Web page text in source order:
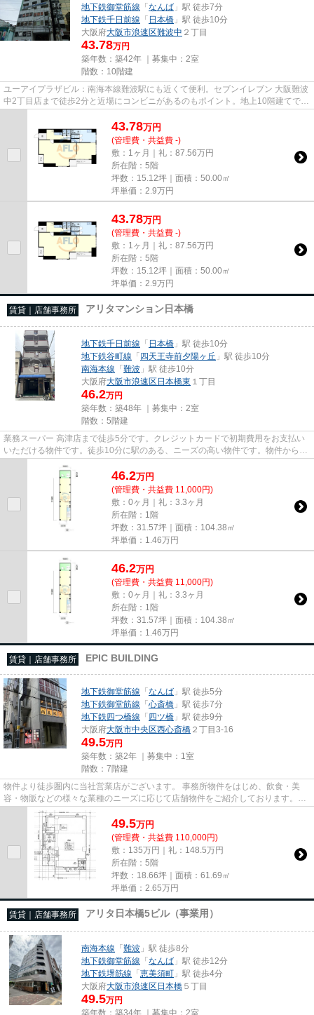
地下鉄御堂筋線 「なんば 」駅 徒歩7分
地下鉄千日前線 「 日本橋 」駅 徒歩10分
大阪府大阪市浪速区難波中 ２丁目
43.78万円
築年数：築42年 ｜募集中： 2室
階数：10階建
ユーアイプラザビル：南海本線難波駅にも近くて便利。セブンイレブン 大阪難波
中2丁目店まで徒歩2分と近場にコンビニがあるのもポイント。地上10階建てで景
色も良く、多数のお問い合わ...
43.78万円
(管理費・共益費 -)
敷：1ヶ月｜礼：87.56万円
所在階：5階
坪数：15.12坪｜面積：50.00㎡
坪単価： 2.9万円
43.78万円
(管理費・共益費 -)
敷：1ヶ月｜礼：87.56万円
所在階：5階
坪数：15.12坪｜面積：50.00㎡
坪単価： 2.9万円
賃貸｜店舗事務所 アリタマンション日本橋
地下鉄千日前線 「 日本橋 」駅 徒歩10分
地下鉄谷町線 「四天王寺前夕陽ヶ丘 」駅 徒歩10分
南海本線 「難波 」駅 徒歩10分
大阪府大阪市浪速区日本橋東 １丁目
46.2万円
築年数：築48年 ｜募集中： 2室
階数：5階建
業務スーパー 高津店まで徒歩5分です。クレジットカードで初期費用をお支払い
いただける物件です。徒歩10分に駅のある、ニーズの高い物件です。物件から駐
車場までの距離は200mです。
46.2万円
(管理費・共益費 11,000円)
敷：0ヶ月｜礼：3.3ヶ月
所在階：1階
坪数：31.57坪｜面積：104.38㎡
坪単価： 1.46万円
46.2万円
(管理費・共益費 11,000円)
敷：0ヶ月｜礼：3.3ヶ月
所在階：1階
坪数：31.57坪｜面積：104.38㎡
坪単価： 1.46万円
賃貸｜店舗事務所 EPIC BUILDING
地下鉄御堂筋線 「なんば 」駅 徒歩5分
地下鉄御堂筋線 「心斎橋 」駅 徒歩7分
地下鉄四つ橋線 「四ツ橋 」駅 徒歩9分
大阪府大阪市中央区西心斎橋 ２丁目3-16
49.5万円
築年数：築2年 ｜募集中： 1室
階数：7階建
物件より徒歩圏内に当社営業店がございます。 事務所物件をはじめ、飲食・美
容・物販などの様々な業種のニーズに応じて店舗物件をご紹介しております。
尚、弊社ではおとり広告は一切...
49.5万円
(管理費・共益費 110,000円)
敷：135万円｜礼：148.5万円
所在階：5階
坪数：18.66坪｜面積：61.69㎡
坪単価： 2.65万円
賃貸｜店舗事務所 アリタ日本橋5ビル（事業用）
南海本線 「難波 」駅 徒歩8分
地下鉄御堂筋線 「なんば 」駅 徒歩12分
地下鉄堺筋線 「恵美須町 」駅 徒歩4分
大阪府大阪市浪速区日本橋 ５丁目
49.5万円
築年数：築34年 ｜募集中： 2室